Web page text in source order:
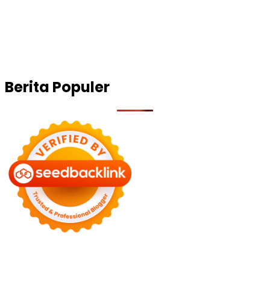
Berita Populer